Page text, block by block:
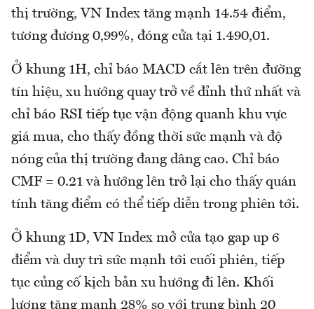
thị trường, VN Index tăng mạnh 14.54 điểm,
tương đương 0,99%, đóng cửa tại 1.490,01.
Ở khung 1H, chỉ báo MACD cắt lên trên đường
tín hiệu, xu hướng quay trở về đỉnh thứ nhất và
chỉ báo RSI tiếp tục vận động quanh khu vực
giá mua, cho thấy đồng thời sức mạnh và độ
nóng của thị trường đang dâng cao. Chỉ báo
CMF = 0.21 và hướng lên trở lại cho thấy quán
tính tăng điểm có thể tiếp diễn trong phiên tới.
Ở khung 1D, VN Index mở cửa tạo gap up 6
điểm và duy trì sức mạnh tới cuối phiên, tiếp
tục củng cố kịch bản xu hướng đi lên. Khối
lượng tăng mạnh 28% so với trung bình 20